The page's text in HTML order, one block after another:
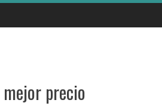
precio